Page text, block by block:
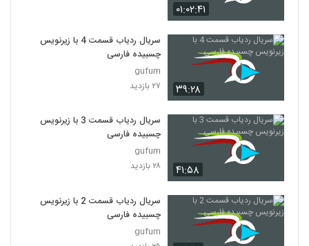
۰۱:۰۲:۴۱
۳۹:۲۸
سریال ردیاب قسمت 4 با زیرنویس
چسبیده فارسی
gufum
۲۷ بازدید
۴۱:۵۸
سریال ردیاب قسمت 3 با زیرنویس
چسبیده فارسی
gufum
۲۸ بازدید
سریال ردیاب قسمت 2 با زیرنویس
چسبیده فارسی
gufum